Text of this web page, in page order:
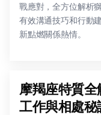
戰應對，全方位解析
有效溝通技巧和行動
新點燃關係熱情。
摩羯座特質
工作與相處秘